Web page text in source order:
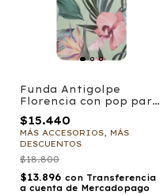
Funda Antigolpe
Florencia con pop para
iPhone
$15.440
MÁS ACCESORIOS, MÁS
DESCUENTOS
$18.800
$13.896 con Transferencia
a cuenta de Mercadopago